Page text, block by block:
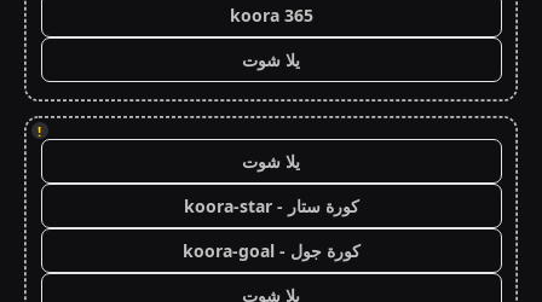
koora 365
يلا شوت
!
يلا شوت
كورة ستار - koora-star
كورة جول - koora-goal
يلا شوت